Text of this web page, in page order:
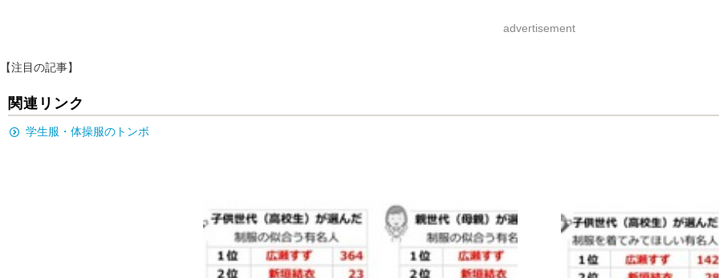
advertisement
【注目の記事】
関連リンク
学生服・体操服のトンボ